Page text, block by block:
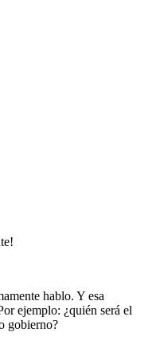
hablo. Y esa
ejemplo: ¿quién será el
gobierno?